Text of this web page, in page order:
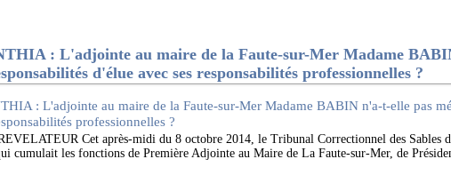
: L'adjointe au maire de la Faute-sur-Mer Madame
d'élue avec ses responsabilités professionnelles ?
Cet après-midi du 8 octobre 2014, le Tribunal Correctionnel des Sables
cumulait les fonctions de Première Adjointe au Maire de La Faute-sur-Mer, de